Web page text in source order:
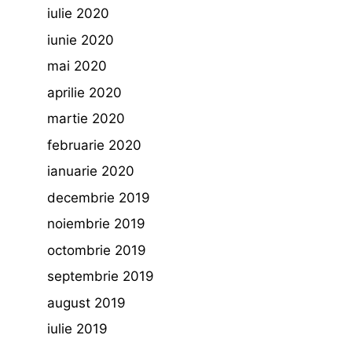
iulie 2020
iunie 2020
mai 2020
aprilie 2020
martie 2020
februarie 2020
ianuarie 2020
decembrie 2019
noiembrie 2019
octombrie 2019
septembrie 2019
august 2019
iulie 2019